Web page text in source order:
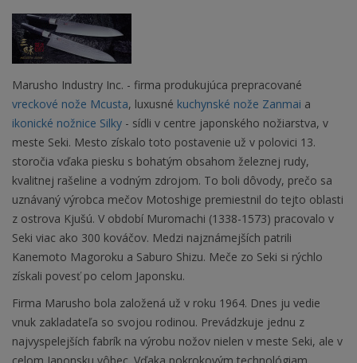
Marusho Industry Inc. - firma produkujúca prepracované
vreckové nože Mcusta, luxusné kuchynské nože Zanmai a
ikonické nožnice Silky - sídli v centre japonského nožiarstva, v
meste Seki. Mesto získalo toto postavenie už v polovici 13.
storočia vďaka piesku s bohatým obsahom železnej rudy,
kvalitnej rašeline a vodným zdrojom. To boli dôvody, prečo sa
uznávaný výrobca mečov Motoshige premiestnil do tejto oblasti
z ostrova Kjušú. V období Muromachi (1338-1573) pracovalo v
Seki viac ako 300 kováčov. Medzi najznámejších patrili
Kanemoto Magoroku a Saburo Shizu. Meče zo Seki si rýchlo
získali povesť po celom Japonsku.
Firma Marusho bola založená už v roku 1964. Dnes ju vedie
vnuk zakladateľa so svojou rodinou. Prevádzkuje jednu z
najvyspelejších fabrík na výrobu nožov nielen v meste Seki, ale v